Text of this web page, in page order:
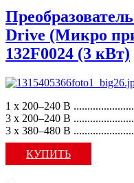
Drive (Микро
132F0024 (3 кВт)
1 x 200–240 В
3 x 200–240 В
3 x 380–480 В
КУПИТЬ